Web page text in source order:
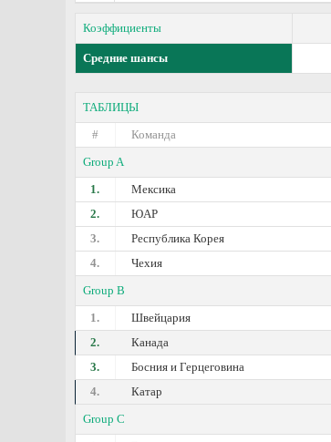
Коэффициенты
Средние шансы
ТАБЛИЦЫ
#
Команда
Group A
1.
Мексика
2.
ЮАР
3.
Республика Корея
4.
Чехия
Group B
1.
Швейцария
2.
Канада
3.
Босния и Герцеговина
4.
Катар
Group C